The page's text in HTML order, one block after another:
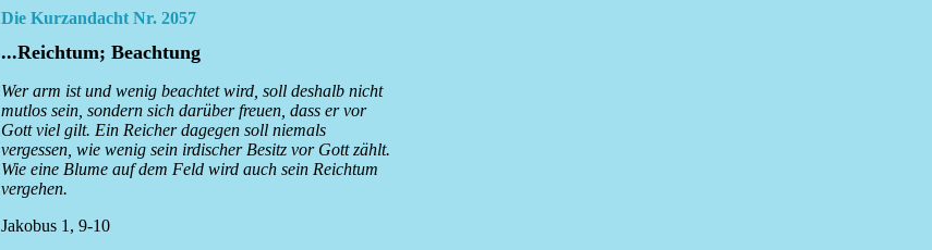
Die Kurzandacht Nr. 2057
...Reichtum; Beachtung
Wer arm ist und wenig beachtet wird, soll deshalb nicht
mutlos sein, sondern sich darüber freuen, dass er vor
Gott viel gilt. Ein Reicher dagegen soll niemals
vergessen, wie wenig sein irdischer Besitz vor Gott zählt.
Wie eine Blume auf dem Feld wird auch sein Reichtum
vergehen.
Jakobus 1, 9-10